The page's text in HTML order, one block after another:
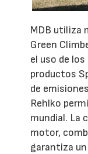
MDB utiliza
Green
el uso de
productos
de
Rehlko
mundial. La
motor,
garantiza